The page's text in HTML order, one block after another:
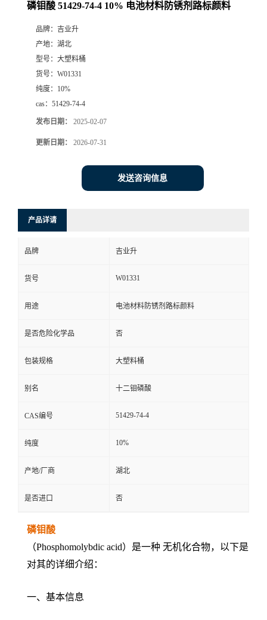
磷钼酸 51429-74-4 10% 电池材料防锈剂路标颜料
品牌： 吉业升
产地： 湖北
型号： 大塑料桶
货号： W01331
纯度： 10%
cas： 51429-74-4
发布日期： 2025-02-07
更新日期： 2026-07-31
发送咨询信息
产品详请
品牌 吉业升
货号 W01331
用途 电池材料防锈剂路标颜料
是否危险化学品 否
包装规格 大塑料桶
别名 十二钼磷酸
CAS编号 51429-74-4
纯度 10%
产地/厂商 湖北
是否进口 否
磷钼酸
（Phosphomolybdic acid）是一种 无机化合物，以下是
对其的详细介绍：
一、基本信息